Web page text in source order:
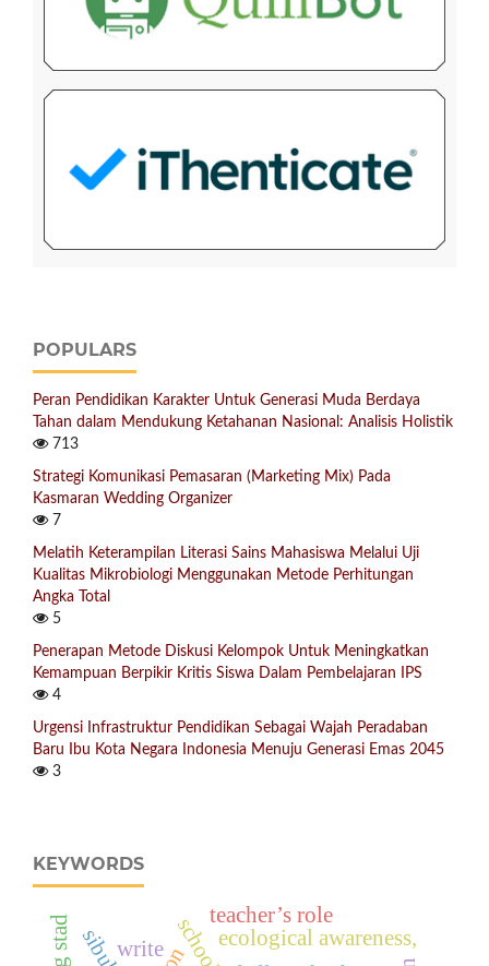
POPULARS
Peran Pendidikan Karakter Untuk Generasi Muda Berdaya
Tahan dalam Mendukung Ketahanan Nasional: Analisis Holistik
713
Strategi Komunikasi Pemasaran (Marketing Mix) Pada
Kasmaran Wedding Organizer
7
Melatih Keterampilan Literasi Sains Mahasiswa Melalui Uji
Kualitas Mikrobiologi Menggunakan Metode Perhitungan
Angka Total
5
Penerapan Metode Diskusi Kelompok Untuk Meningkatkan
Kemampuan Berpikir Kritis Siswa Dalam Pembelajaran IPS
4
Urgensi Infrastruktur Pendidikan Sebagai Wajah Peradaban
Baru Ibu Kota Negara Indonesia Menuju Generasi Emas 2045
3
KEYWORDS
ecological awareness,
teacher’s role
write